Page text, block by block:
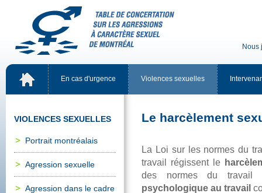
Encasd'urgence Violencessexuelles
VIOLENCESSEXUELLES
Portraitmontréalais
Agressionsexuelle
Agressiondanslecadre
travailrégissentle
psychologiqueautravail